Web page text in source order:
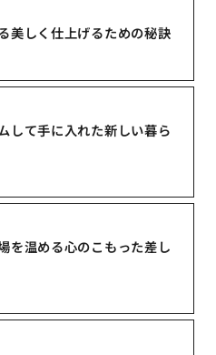
美しく仕上げるための秘訣
して手に入れた新しい暮ら
を温める心のこもった差し